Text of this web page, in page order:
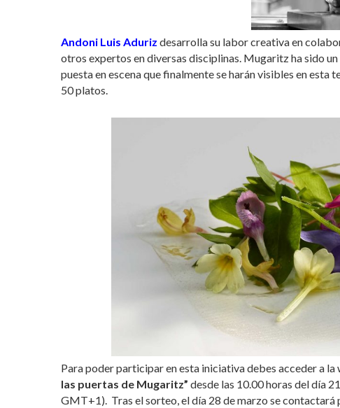
Andoni Luis Aduriz desarrolla su labor creativa en
otros expertos en diversas disciplinas. Mugaritz ha sido
puesta en escena que finalmente se harán visibles en esta
50 platos.
Para poder participar en esta iniciativa debes acceder a
las puertas de Mugaritz” desde las 10.00 horas del día
GMT+1). Tras el sorteo, el día 28 de marzo se